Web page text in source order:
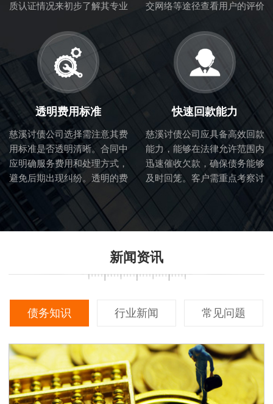
质认证情况来初步了解其专业
交网络等途径查看用户的评价
服务质量。
透明费用标准
慈溪讨债公司选择需注意其费
用标准是否透明清晰。合同中
应明确服务费用和处理方式，
避免后期出现纠纷。透明的费
用标准也体现了讨债公司的诚
信度。
快速回款能力
慈溪讨债公司应具备高效回款
能力，能够在法律允许范围内
迅速催收欠款，确保债务能够
及时回笼。客户需重点考察讨
新闻资讯
债务知识 行业新闻 常见问题